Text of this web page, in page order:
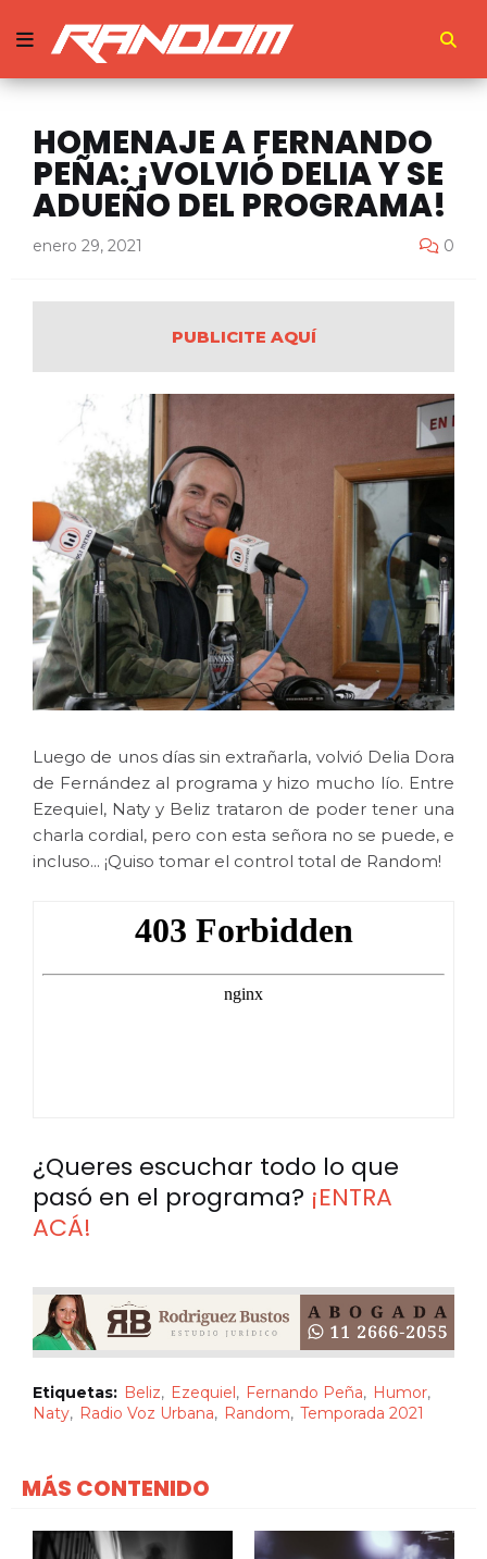
HOMENAJE A FERNANDO
PEÑA: ¡VOLVIÓ DELIA Y SE
ADUEÑO DEL PROGRAMA!
enero 29, 2021 0
PUBLICITE AQUÍ
Luego de unos días sin extrañarla, volvió Delia Dora
de Fernández al programa y hizo mucho lío. Entre
Ezequiel, Naty y Beliz trataron de poder tener una
charla cordial, pero con esta señora no se puede, e
incluso... ¡Quiso tomar el control total de Random!
¿Queres escuchar todo lo que
pasó en el programa? ¡ENTRA
ACÁ!
Etiquetas: Beliz Ezequiel Fernando Peña
Humor
Naty
Radio Voz Urbana Random Temporada 2021
MÁS CONTENIDO